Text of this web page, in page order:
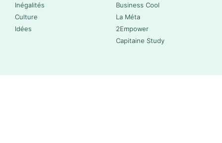
Inégalités
Culture
Idées
Business Cool
La Méta
2Empower
Capitaine Study